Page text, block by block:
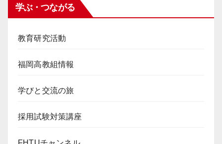
学ぶ・つながる
教育研究活動
福岡高教組情報
学びと交流の旅
採用試験対策講座